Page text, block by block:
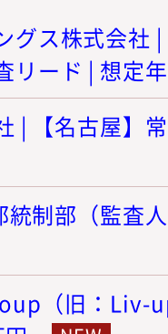
グス株式会社
リード | 想定
| 【名古屋】
制部（監査
（旧：Liv-